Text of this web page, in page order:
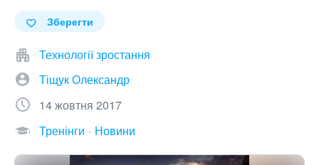
Зберегти
Технології зростання
Тіщук Олександр
14 жовтня 2017
Тренінги
Новини